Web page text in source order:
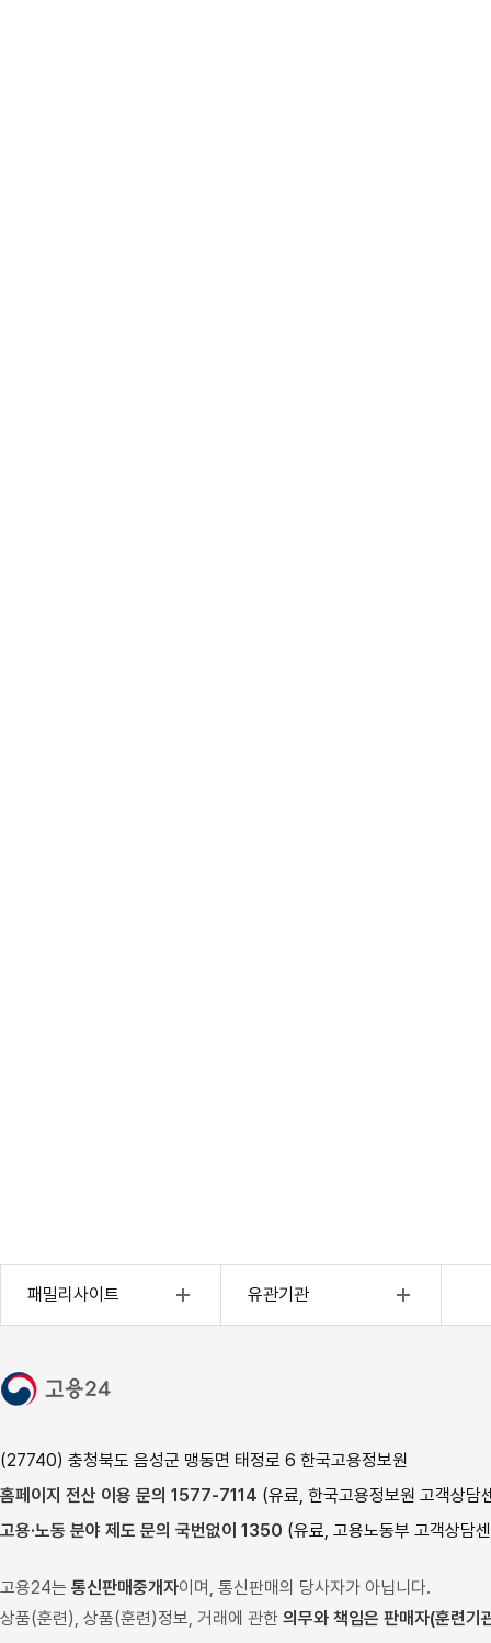
패밀리사이트
외국인고용(외국인전용)
고용행정통계
장애인고용포털
여성새로일하기센터
가사랑
임금직업포털
유관기관
4대사회보험정보연계센터
근로복지공단
한국기술교육대학교
한국폴리텍대학
외국국적동포(H-2)취업교
육홈페이지
(27740) 충청북도 음성군 맹동면 태정로 6 한국고용정보원
홈페이지 전산 이용 문의 1577-7114 (유료, 한국고용정보원 고객상
고용·노동 분야 제도 문의 국번없이 1350 (유료, 고용노동부 고객상담
고용24는 통신판매중개자이며, 통신판매의 당사자가 아닙니다.
상품(훈련), 상품(훈련)정보, 거래에 관한 의무와 책임은 판매자(훈련기